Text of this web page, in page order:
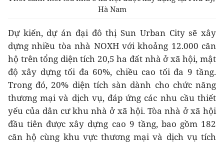
Hà Nam
Dự kiến, dự án đại đô thị Sun Urban City sẽ xây
dựng nhiều tòa nhà NOXH với khoảng 12.000 căn
hộ trên tổng diện tích 20,5 ha đất nhà ở xã hội, mật
độ xây dựng tối đa 60%, chiều cao tối đa 9 tầng.
Trong đó, 20% diện tích sàn dành cho chức năng
thương mại và dịch vụ, đáp ứng các nhu cầu thiết
yếu của dân cư khu nhà ở xã hội. Tòa nhà ở xã hội
đầu tiên được xây dựng cao 9 tầng, bao gồm 182
căn hộ cùng khu vực thương mại và dịch vụ tích